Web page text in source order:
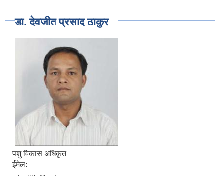
डा. देवजीत प्रसाद ठाकुर
पशु विकास अधिकृत
ईमेल: